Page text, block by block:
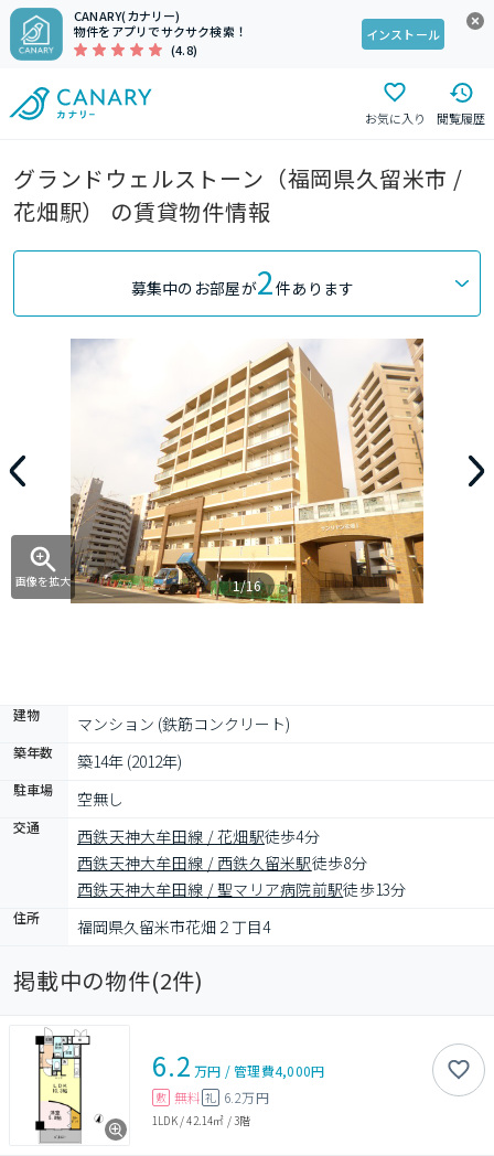
CANARY(カナリー)
物件をアプリでサクサク検索！
(4.8)
インストール
お気に入り 閲覧履歴
グランドウェルストーン（福岡県久留米市 /
花畑駅） の賃貸物件情報
募集中のお部屋が2件あります
画像を拡大 1/16
建物 マンション (鉄筋コンクリート)
築年数 築14年 (2012年)
駐車場 空無し
交通 西鉄天神大牟田線 / 花畑駅徒歩4分
西鉄天神大牟田線 / 西鉄久留米駅徒歩8分
西鉄天神大牟田線 / 聖マリア病院前駅徒歩13分
住所 福岡県久留米市花畑２丁目4
掲載中の物件(2件)
6.2 万円 /管理費4,000円
敷 無料 礼 6.2万円
1LDK/42.14㎡ /3階